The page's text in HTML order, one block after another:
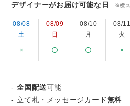
デザイナーがお届け可能な日 ※横ス
08/08
土
×
08/09
日
08/10
月
08/11
火
×
-全国配送可能
- 立て札・メッセージカード無料